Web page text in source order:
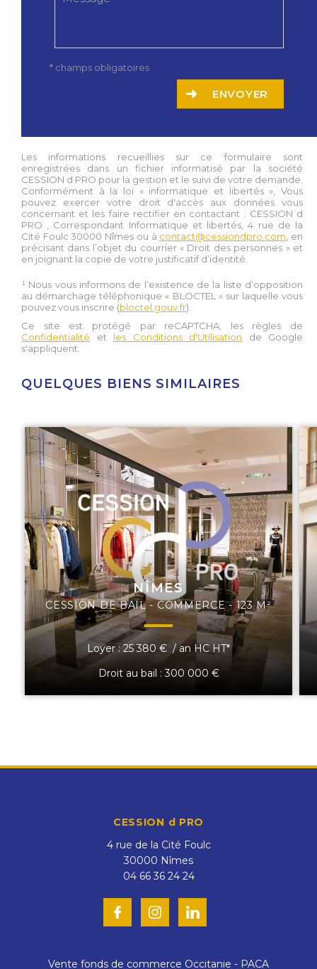
* champs obligatoires
ENVOYER
Les informations recueillies sur ce formulaire sont
enregistrées dans un fichier informatisé par la société
CESSION d PRO pour la gestion et le suivi de votre demande.
Conformément à la loi « informatique et libertés », Vous
pouvez exercer votre droit d'accès aux données vous
concernant et les faire rectifier en contactant : CESSION d
PRO
, Correspondant Informatique et libertés,4 rue de la
Cité Foulc 30000 Nîmes ou à contact@cessiondpro.com , en
précisant dans l’objet du courrier « Droit des personnes » et
en joignant la copie de votre justificatif d’identité.
¹ Nous vous informons de l’existence de la liste d’opposition
au démarchage téléphonique « BLOCTEL » sur laquelle vous
pouvez vous inscrire (bloctel.gouv.fr).
Ce site est protégé par reCAPTCHA, les règles de
Confidentialité et les Conditions d'Utilisation de Google
s'appliquent.
QUELQUES BIENS SIMILAIRES
NÎMES
CESSION DE BAIL - COMMERCE - 123 M²
Loyer : 25 380 € / an HC HT*
Droit au bail : 300 000 €
CESSION d PRO
4 rue de la Cité Foulc
30000 Nîmes
04 66 36 24 24
Vente fonds de commerce Occitanie - PACA